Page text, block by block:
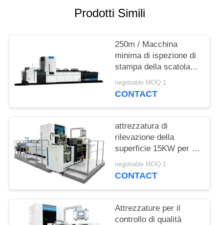
POLICY
Prodotti Simili
250m / Macchina
minima di ispezione di
stampa della scatola
della medicina con la
memoria di lavoro
negotiable MOQ:1
CONTACT
attrezzatura di
rilevazione della
superficie 15KW per gli
imballaggi a
scompartimenti del
ispezione dei cartoni
negotiable MOQ:1
CONTACT
Attrezzature per il
controllo di qualità